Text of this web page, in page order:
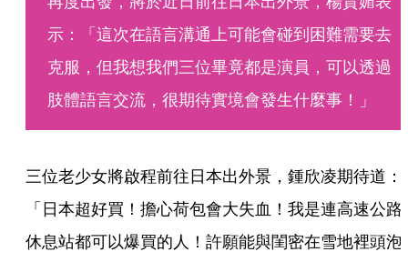
示：「這次在語言溝通上可能會碰到困難需要去
克服，但我想我們三位畢竟都是演員，可以透過
肢體語言交流，很期待實境會發生什麼事！」
三位老少女將啟程前往日本出外景，鍾欣凌期待道：
「日本超好買！擔心荷包會大失血！我是連高速公路
休息站都可以爆買的人！許願能與閨密在雪地裡頭泡